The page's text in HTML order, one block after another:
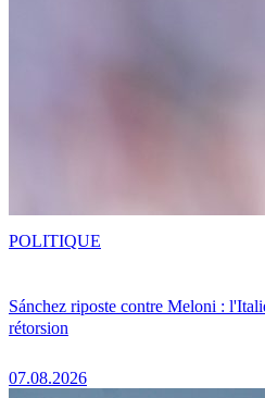
Sánchez riposte contre Meloni :
rétorsion
07.08.2026
POLITIQUE